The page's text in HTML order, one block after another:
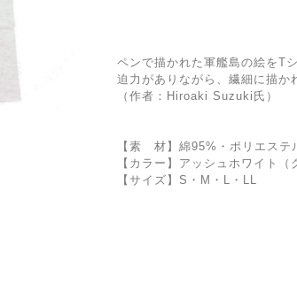
ペンで描かれた軍艦島の絵をT
迫力がありながら、繊細に描か
（作者：Hiroaki Suzuki氏）
【素 材】綿95%・ポリエステ
【カラー】アッシュホワイト（
【サイズ】S・M・L・LL